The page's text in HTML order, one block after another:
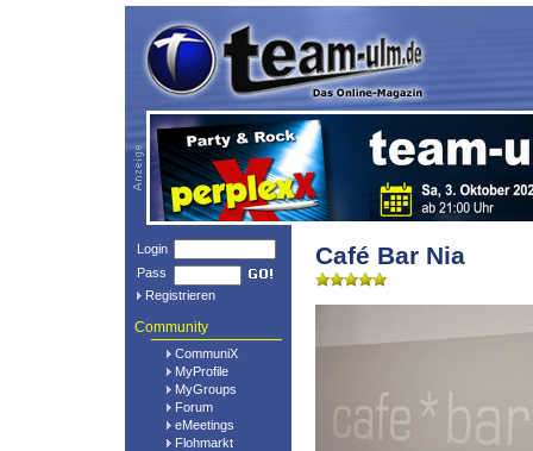
Login
Pass
Registrieren
Community
CommuniX
MyProfile
MyGroups
Forum
eMeetings
Flohmarkt
Café Bar Nia